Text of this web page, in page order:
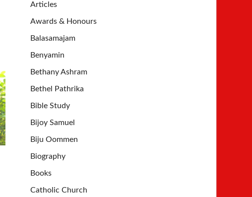
Articles
Awards & Honours
Balasamajam
Benyamin
Bethany Ashram
Bethel Pathrika
Bible Study
Bijoy Samuel
Biju Oommen
Biography
Books
Catholic Church